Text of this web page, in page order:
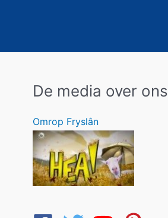
De media over ons
Omrop Fryslân